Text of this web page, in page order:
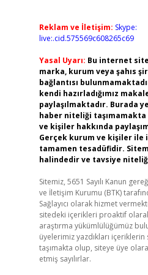
Reklam ve İletişim: Skype:
live:.cid.575569c608265c69
Yasal Uyarı: Bu internet
marka, kurum veya şahıs
bağlantısı
kendi hazırladığımız
paylaşılmaktadır. Burada
haber niteliği
ve kişiler hakkında
Gerçek kurum ve kişiler
tamamen tesadüfidir.
halindedir ve tavsiye
Sitemiz, 5651 Sayılı Kanun
ve İletişim Kurumu (BTK)
Sağlayıcı olarak hizmet
sitedeki içerikleri proaktif
araştırma yükümlülüğümüz
üyelerimiz yazdıkları
taşımakta olup, siteye üye
etmiş sayılırlar.